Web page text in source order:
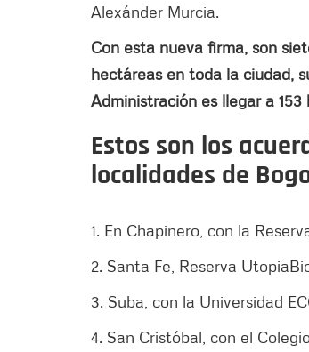
Alexánder Murcia.
Con esta nueva firma, son
hectáreas en toda la ciudad,
Administración es llegar a 153
Estos son los
localidades de
1. En Chapinero, con la
2. Santa Fe, Reserva
3. Suba, con la Universidad
4. San Cristóbal, con el